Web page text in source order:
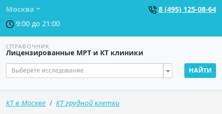
Москва
8 (495) 125-08-64
9:00 до 21:00
СПРАВОЧНИК
Лицензированные МРТ и КТ клиники
Выберете исследование НАЙТИ
КТ в Москве КТ грудной клетки